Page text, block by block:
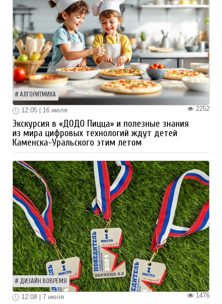
АЛГОРИТМИКА
2252
12:05 | 16 июля
Экскурсия в «ДОДО Пицца» и полезные знания
из мира цифровых технологий ждут детей
Каменска-Уральского этим летом
ДИЗАЙН ВОВРЕМЯ
1476
12:08 | 7 июля